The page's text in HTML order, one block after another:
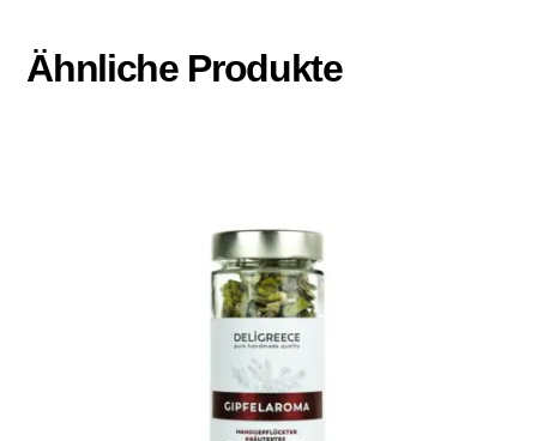
Ähnliche Produkte